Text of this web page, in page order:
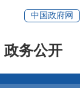
中国政府网
政务公开